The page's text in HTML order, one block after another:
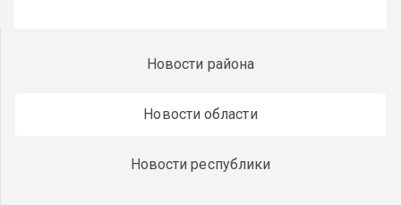
Новости района
Новости области
Новости республики